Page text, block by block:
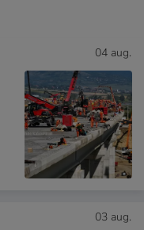
04 aug.
03 aug.